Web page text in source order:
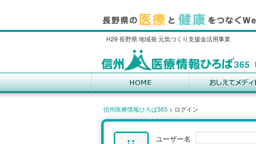
H29 長野県 地域発 元気づくり支援金活用事業
信州医療情報ひろば365 > ログイン
ユーザー名